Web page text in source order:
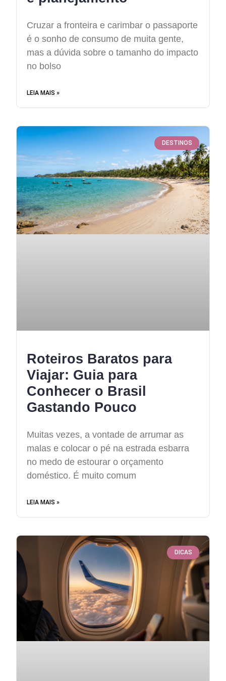
Cruzar a fronteira e carimbar o passaporte
é o sonho de consumo de muita gente,
mas a dúvida sobre o tamanho do impacto
no bolso
LEIA MAIS »
DESTINOS
Roteiros Baratos para
Viajar: Guia para
Conhecer o Brasil
Gastando Pouco
Muitas vezes, a vontade de arrumar as
malas e colocar o pé na estrada esbarra
no medo de estourar o orçamento
doméstico. É muito comum
LEIA MAIS »
DICAS